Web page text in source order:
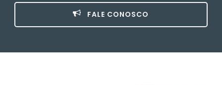
FALE CONOSCO